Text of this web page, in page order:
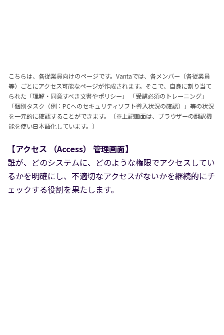
こちらは、各従業員向けのページです。Vantaでは、各メンバー（各従業員
等）ごとにアクセス可能なページが作成されます。そこで、自身に割り当て
られた「理解・同意すべき文書やポリシー」 「受講必須のトレーニング」
「個別タスク（例：PCへのセキュリティソフト導入状況の確認）」等の状況
を一元的に確認することができます。（※上記画面は、ブラウザーの翻訳機
能を使い日本語化しています。）
【アクセス （Access） 管理画面】
誰が、どのシステムに、どのような権限でアクセスしてい
るかを明確にし、不適切なアクセスがないかを継続的にチ
ェックする役割を果たします。